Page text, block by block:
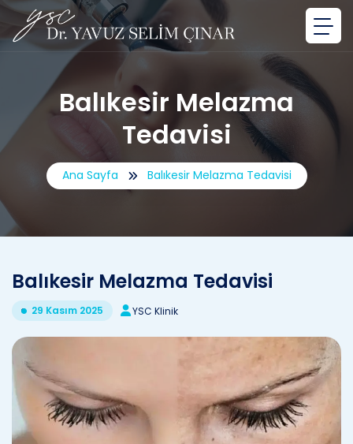
Balıkesir Melazma
Tedavisi
Ana Sayfa Balıkesir Melazma Tedavisi
Balıkesir Melazma Tedavisi
29 Kasım 2025 YSC Klinik